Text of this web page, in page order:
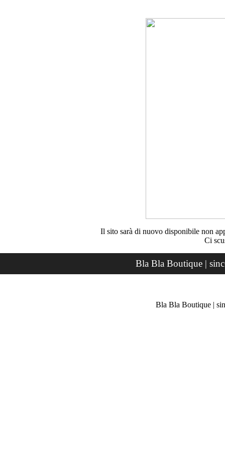
Il sito sarà di nuovo disponibile non
Ci
Bla Bla Boutique |
Bla Bla Boutique |